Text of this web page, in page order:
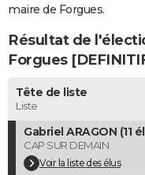
BONS PLANS
CARTE DE VOEUX
Carte de Noël
Carte Bonne année
Carte Saint-Valentin
Carte Pâques
Carte d'anniversaire
DICTIONNAIRE
Dictionnaire
Biographies
Citations
Expressions
Proverbes
PROGRAMME TV
COPAINS D'AVANT
S'inscrire
Se connecter
Lycées
Collèges
Primaires
Universités
Entreprises
Service militaire
Avis de recherche
AVIS DE DÉCÈS
maire de Forgues.
Résultat de
Forgues
Tête de liste
Liste
Gabriel ARAGON (11
CAP SUR DEMAIN
Voir la liste des élus